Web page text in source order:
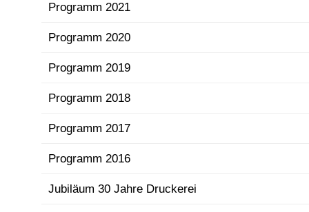
Programm 2021
Programm 2020
Programm 2019
Programm 2018
Programm 2017
Programm 2016
Jubiläum 30 Jahre Druckerei